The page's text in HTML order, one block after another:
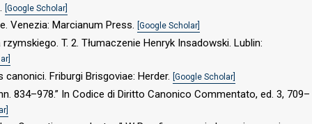
[Google Scholar]
Venezia: Marcianum Press. [Google Scholar]
T. 2. Tłumaczenie Henryk Insadowski. Lublin:
Friburgi Brisgoviae: Herder. [Google Scholar]
834–978.” In Codice di Diritto Canonico Commentato, ed. 3, 709–